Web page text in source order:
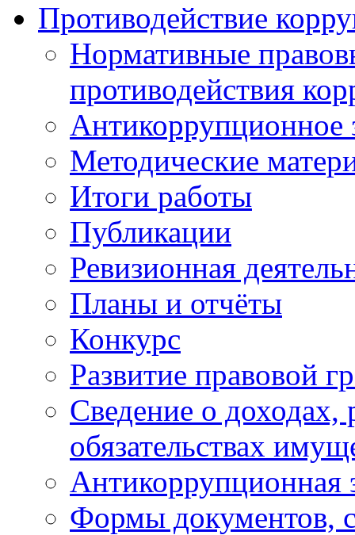
Противодействие
Нормативные
противодействия
Антикоррупционное
Методические
Итоги работы
Публикации
Ревизионная
Планы и отчёты
Конкурс
Развитие правовой
Сведение о доходах,
обязательствах
Антикоррупционная
Формы документов,